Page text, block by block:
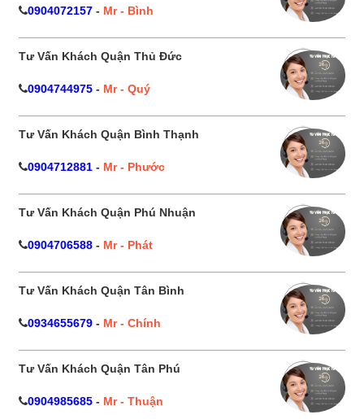
0904072157 - Mr - Bình
Tư Vấn Khách Quận Thủ Đức
0904744975 - Mr - Quý
Tư Vấn Khách Quận Bình Thạnh
0904712881 - Mr - Phước
Tư Vấn Khách Quận Phú Nhuận
0904706588 - Mr - Phát
Tư Vấn Khách Quận Tân Bình
0934655679 - Mr - Chính
Tư Vấn Khách Quận Tân Phú
0904985685 - Mr - Thuận